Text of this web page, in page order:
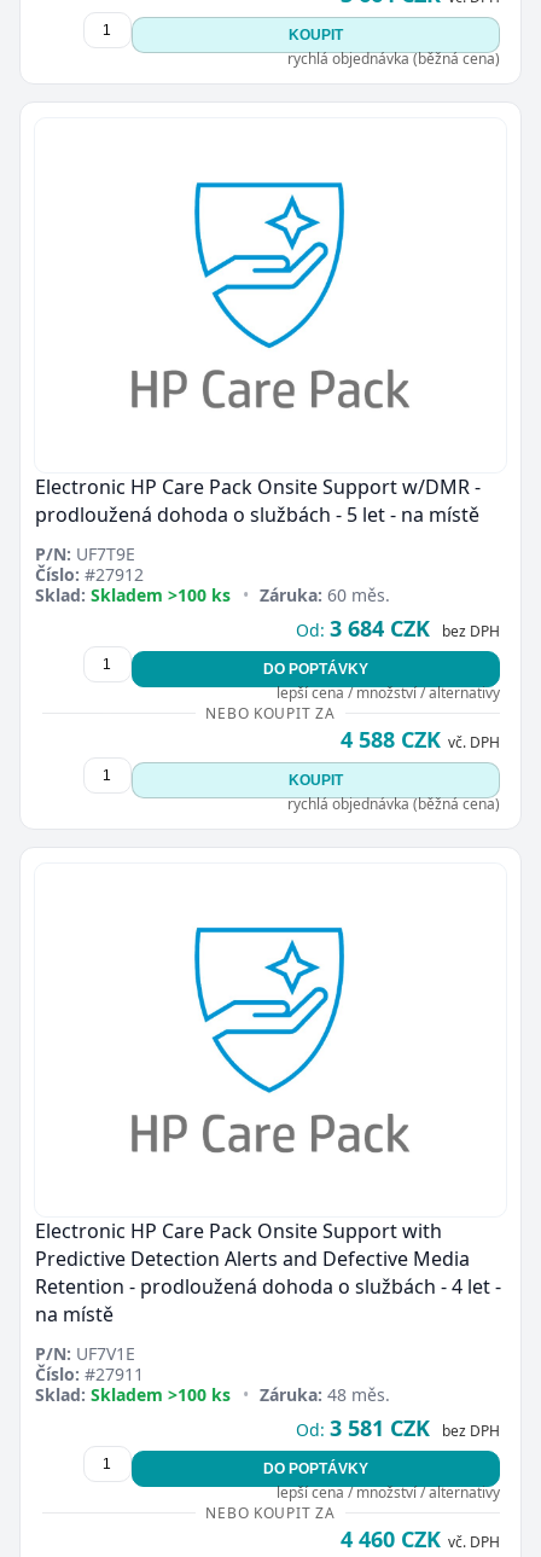
KOUPIT
rychlá objednávka (běžná cena)
Electronic HP Care Pack Onsite Support w/DMR -
prodloužená dohoda o službách - 5 let - na místě
P/N: UF7T9E
Číslo: #27912
Sklad: Skladem >100 ks • Záruka: 60 měs.
Od: 3 684 CZK bez DPH
DO POPTÁVKY
lepší cena / množství / alternativy
NEBO KOUPIT ZA
4 588 CZK vč. DPH
KOUPIT
rychlá objednávka (běžná cena)
Electronic HP Care Pack Onsite Support with
Predictive Detection Alerts and Defective Media
Retention - prodloužená dohoda o službách - 4 let -
na místě
P/N: UF7V1E
Číslo: #27911
Sklad: Skladem >100 ks • Záruka: 48 měs.
Od: 3 581 CZK bez DPH
DO POPTÁVKY
lepší cena / množství / alternativy
NEBO KOUPIT ZA
4 460 CZK vč. DPH